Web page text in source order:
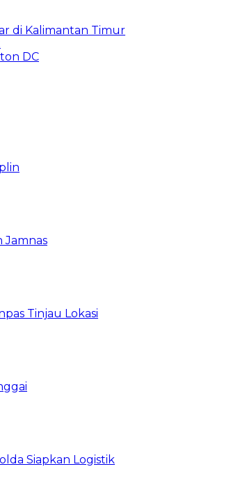
di Kalimantan Timur
DC
Jamnas
Tinjau Lokasi
Siapkan Logistik